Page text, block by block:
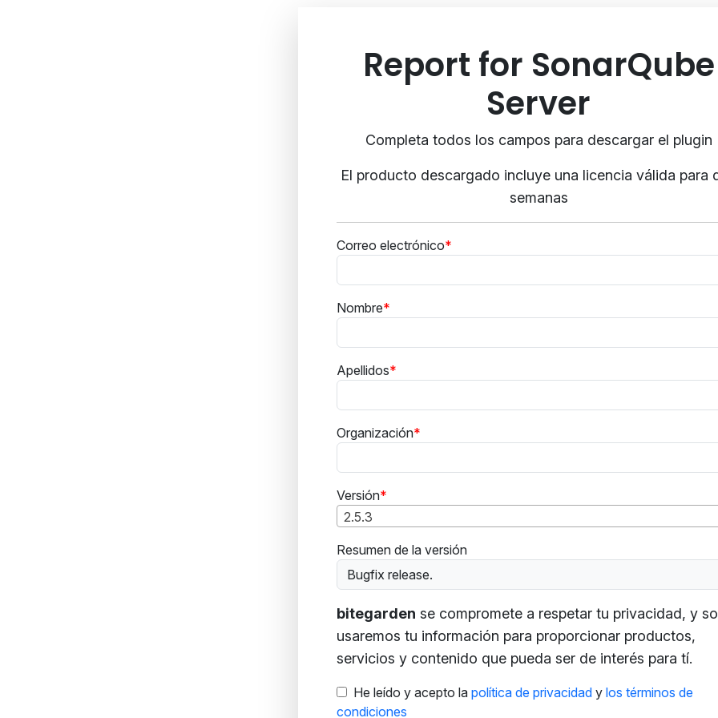
Report for SonarQube
Server
Completa todos los campos para descargar el plugin
El producto descargado incluye una licencia válida para
semanas
Correo electrónico
Nombre
Apellidos
Organización
Versión
2.5.3
Resumen de la versión
Bugfix release.
bitegarden se compromete a respetar tu privacidad, y
usaremos tu información para proporcionar productos,
servicios y contenido que pueda ser de interés para tí.
He leído y acepto la política de privacidad y los términos de
condiciones